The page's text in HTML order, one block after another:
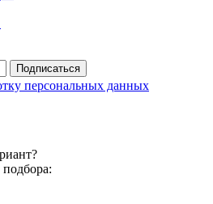
персональных данных
подбора: